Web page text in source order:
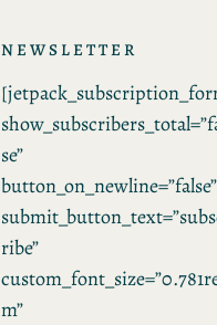
NEWSLETTER
se”
button_on_newline=”false”
ribe”
m”